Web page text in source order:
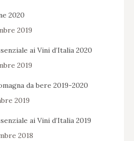
2020
2019
ai Vini d’Italia 2020
2019
da bere 2019-2020
2019
ai Vini d’Italia 2019
2018